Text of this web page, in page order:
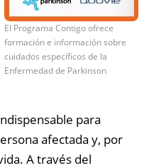
El Programa Contigo ofrece
formación e información sobre
cuidados específicos de la
Enfermedad de Parkinson
para
afectada y, por
A través del